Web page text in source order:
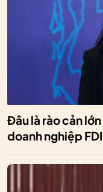
Đâu là rào cản
doanh nghiệp